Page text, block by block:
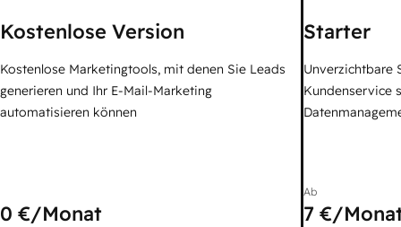
Kostenlose Version
Kostenlose Marketingtools, mit denen Sie Leads
generieren und Ihr E-Mail-Marketing
automatisieren können
0 €/Monat
Starter
Unverzichtbare
Kundenservice
Ab
7 €/